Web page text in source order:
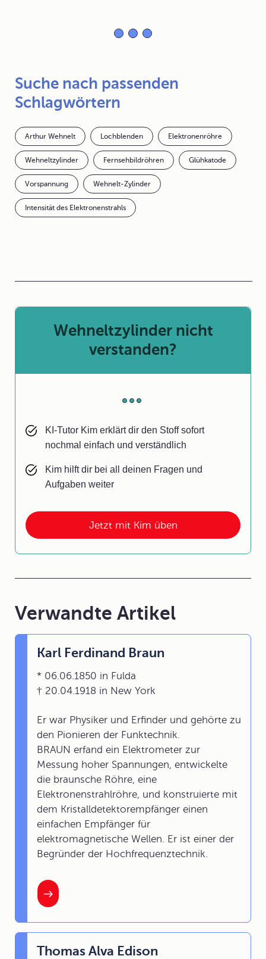
Suche nach passenden
Schlagwörtern
Arthur Wehnelt Lochblenden Elektronenröhre
Wehneltzylinder Fernsehbildröhren Glühkatode
Vorspannung Wehnelt-Zylinder
Intensität des Elektronenstrahls
Jetzt mit Kim üben
Wehneltzylinder nicht
verstanden?
KI-Tutor Kim erklärt dir den Stoff sofort
nochmal einfach und verständlich
Kim hilft dir bei all deinen Fragen und
Aufgaben weiter
Verwandte Artikel
Karl Ferdinand Braun
* 06.06.1850 in Fulda
† 20.04.1918 in New York
Er war Physiker und Erfinder und gehörte zu
den Pionieren der Funktechnik.
BRAUN erfand ein Elektrometer zur
Messung hoher Spannungen, entwickelte
die braunsche Röhre, eine
Elektronenstrahlröhre, und konstruierte mit
dem Kristalldetektorempfänger einen
einfachen Empfänger für
elektromagnetische Wellen. Er ist einer der
Begründer der Hochfrequenztechnik.
Thomas Alva Edison